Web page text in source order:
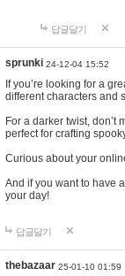
답글달기
sprunki 24-12-04 15:52
If you’re looking for a
different characters and
For a darker twist, don’t
perfect for crafting
Curious about your
And if you want to have
your day!
답글달기
thebazaar 25-01-10 01:59